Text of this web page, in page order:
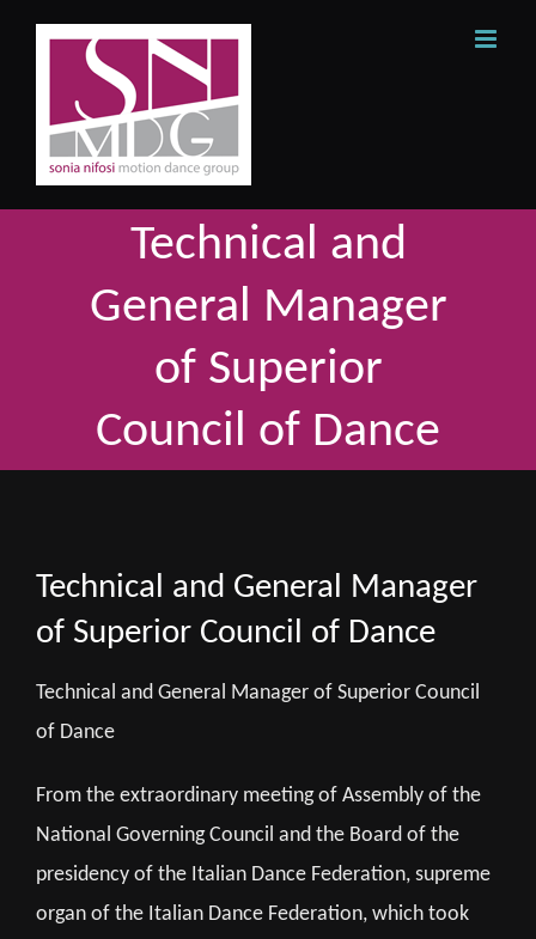
Technical and
General Manager
of Superior
Council of Dance
Technical and General Manager
of Superior Council of Dance
Technical and General Manager of Superior Council
of Dance
From the extraordinary meeting of Assembly of the
National Governing Council and the Board of the
presidency of the Italian Dance Federation, supreme
organ of the Italian Dance Federation, which took